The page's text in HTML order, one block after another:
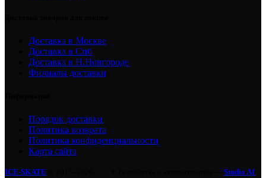
Доставка в Москве
Доставка в Спб
Доставка в Н.Новгороде
Филиалы доставки
Порядок доставки
Политика возврата
Политика конфиденциальности
Карта сайта
ICE-SKATE
Studio AI